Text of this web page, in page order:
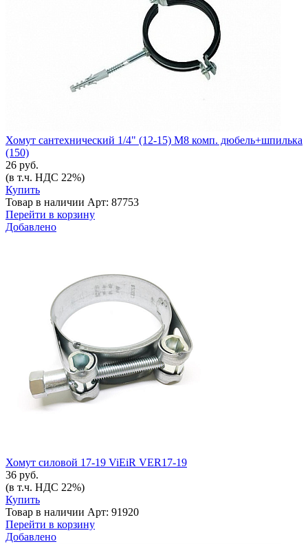
Хомут сантехнический 1/4" (12-15) М8 комп. дюбель+шпилька
(150)
26 руб.
(в т.ч. НДС 22%)
Купить
Товар в наличии Арт: 87753
Перейти в корзину
Добавлено
Хомут силовой 17-19 ViEiR VER17-19
36 руб.
(в т.ч. НДС 22%)
Купить
Товар в наличии Арт: 91920
Перейти в корзину
Добавлено